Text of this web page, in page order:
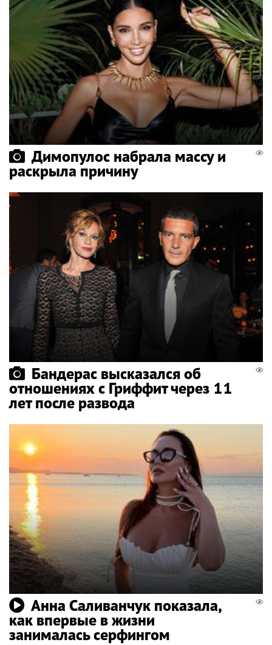
Димопулос набрала массу и
раскрыла причину
Бандерас высказался об
отношениях с Гриффит через 11
лет после развода
Анна Саливанчук показала,
как впервые в жизни
занималась серфингом